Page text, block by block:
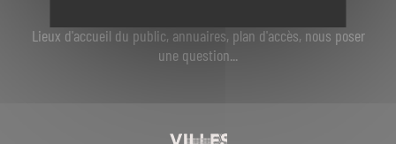
Lieux d'accueil du public, annuaires, plan d'accès, nous poser
une question...